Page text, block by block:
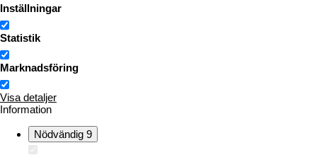
Inställningar
Statistik
Marknadsföring
Visa detaljer
Information
Nödvändig 9